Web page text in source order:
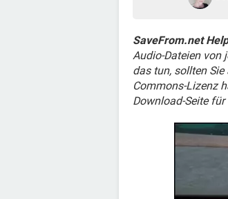
SaveFrom.net
Audio-Dateien von
das tun, sollten
Commons-Lizenz
Download-Seite für